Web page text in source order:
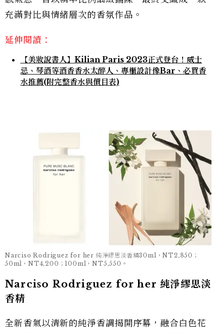
充滿對比與情緒層次的香氛作品。
延伸閱讀：
【美妝說書人】Kilian Paris 2023正式登台！威士
忌、琴酒等酒香香水太醉人、專櫃設計像Bar、必買香
水推薦(附完整香水與價目表)
Narciso Rodriguez for her 純淨繆思淡香精30ml，NT2,850；
50ml，NT4,200；100ml，NT5,550。
Narciso Rodriguez for her 純淨繆思淡
香精
全新香氣以清新的純淨香調揭開序幕，融合白色花